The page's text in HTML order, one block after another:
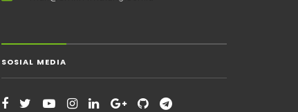
SOSIAL MEDIA